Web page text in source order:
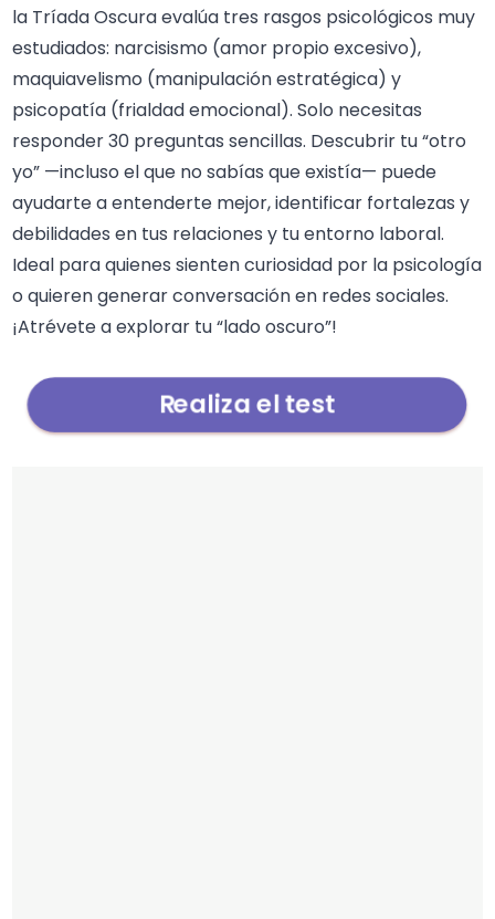
la Tríada Oscura evalúa tres rasgos psicológicos muy
estudiados: narcisismo (amor propio excesivo),
maquiavelismo (manipulación estratégica) y
psicopatía (frialdad emocional). Solo necesitas
responder 30 preguntas sencillas. Descubrir tu “otro
yo” —incluso el que no sabías que existía— puede
ayudarte a entenderte mejor, identificar fortalezas y
debilidades en tus relaciones y tu entorno laboral.
Ideal para quienes sienten curiosidad por la psicología
o quieren generar conversación en redes sociales.
¡Atrévete a explorar tu “lado oscuro”!
Realiza el test